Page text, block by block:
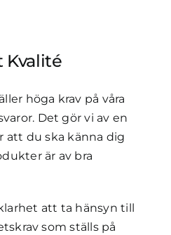
Kvalité
höga krav på våra
Det gör vi av en
att du ska känna dig
är av bra
att ta hänsyn till
som ställs på